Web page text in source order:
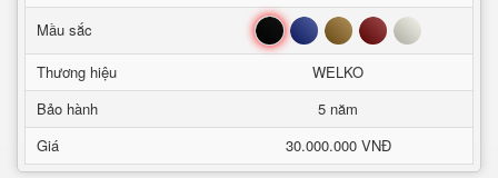
Mầu sắc Đen Xanh Nâu Đỏ Trắng
Thương hiệu
WELKO
Bảo hành
5 năm
Giá
30.000.000 VNĐ